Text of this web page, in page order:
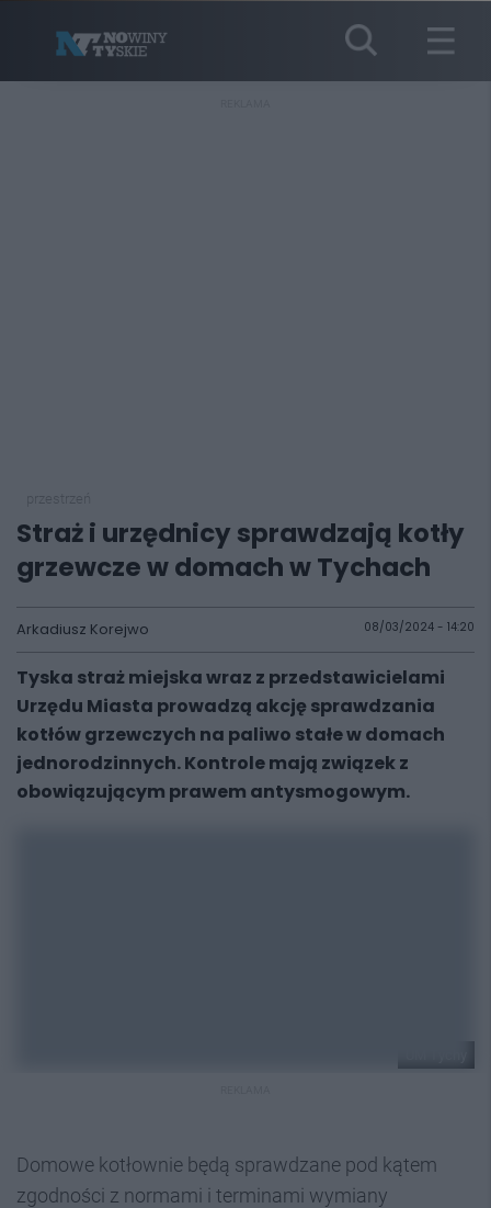
Straż i urzędnicy sprawdzają kotły
grzewcze w domach w Tychach
Arkadiusz Korejwo 08/03/2024 - 14:20
Tyska straż miejska wraz z przedstawicielami
Urzędu Miasta prowadzą akcję sprawdzania
kotłów grzewczych na paliwo stałe w domach
jednorodzinnych. Kontrole mają związek z
obowiązującym prawem antysmogowym.
Domowe kotłownie będą sprawdzane pod kątem
zgodności z normami i terminami wymiany